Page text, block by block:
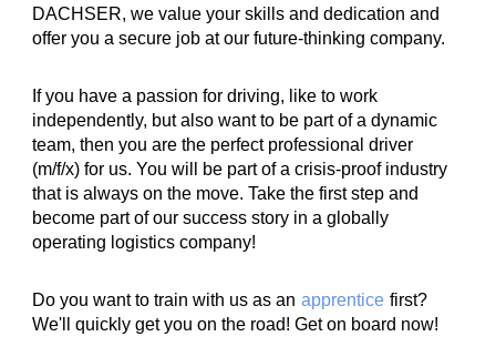
DACHSER, we value your skills and dedication and
offer you a secure job at our future-thinking company.
If you have a passion for driving, like to work
independently, but also want to be part of a dynamic
team, then you are the perfect professional driver
(m/f/x) for us. You will be part of a crisis-proof industry
that is always on the move. Take the first step and
become part of our success story in a globally
operating logistics company!
Do you want to train with us as an apprentice first?
We'll quickly get you on the road! Get on board now!